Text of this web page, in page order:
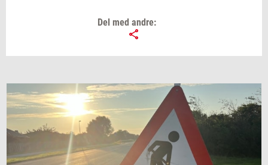
Del med andre: